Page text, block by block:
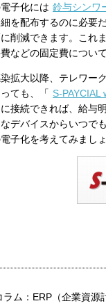
子化には 鈴与シンワ
を配布するのに必要
削減できます。これ
などの固定費につい
拡大以降、テレワー
ても、「 S-PAYCIAL
接続できれば、給与
なデバイスからいつで
子化を考えてみましょ
ム： ERP（企業資源